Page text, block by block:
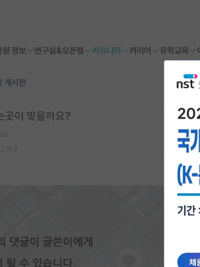
원 정보 연구실&오픈랩 커뮤니티 커리어 유학교육
게시판
곳이 맞을까요?